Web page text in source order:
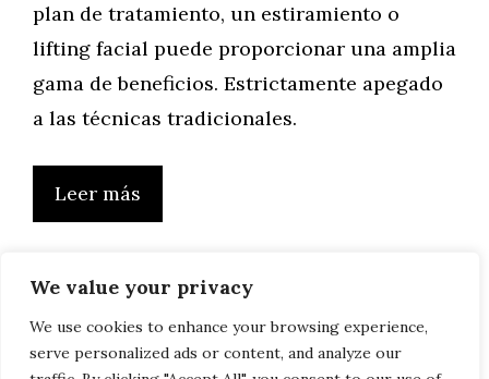
We value your privacy
We use cookies to enhance your browsing experience,
serve personalized ads or content, and analyze our
plan de tratamiento, un estiramiento o
lifting facial puede proporcionar una amplia
gama de beneficios. Estrictamente apegado
a las técnicas tradicionales.
Leer más
← Anterior Página
1 … Página
43 Página
44 Página
45 … Página
50
Siguiente→